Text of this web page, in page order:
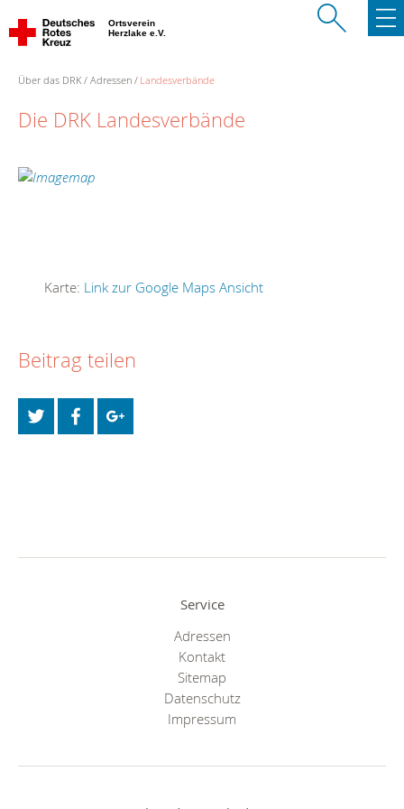
Ortsverein
Herzlake e.V.
Über das DRK Adressen Landesverbände
Die DRK Landesverbände
Karte: Link zur Google Maps Ansicht
Beitrag teilen
Service
Adressen
Kontakt
Sitemap
Datenschutz
Impressum